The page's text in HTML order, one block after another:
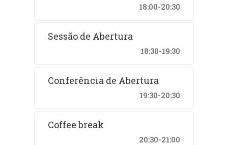
18:00-20:30
Sessão de Abertura
18:30-19:30
Conferência de Abertura
19:30-20:30
Coffee break
20:30-21:00